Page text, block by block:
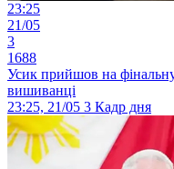
23:25
21/05
3
1688
Усик прийшов на
вишиванці
23:25, 21/05 3 Кадр дня